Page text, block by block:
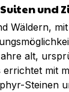
und
Wäldern,
alt,
errichtet mit
Steinen